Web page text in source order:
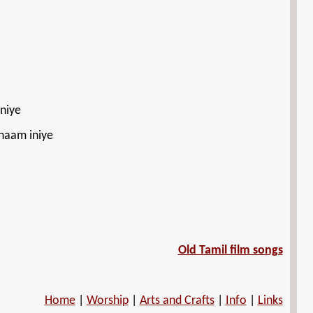
iniye
Old Tamil film songs
Home| Worship| Arts and Crafts| Info Links